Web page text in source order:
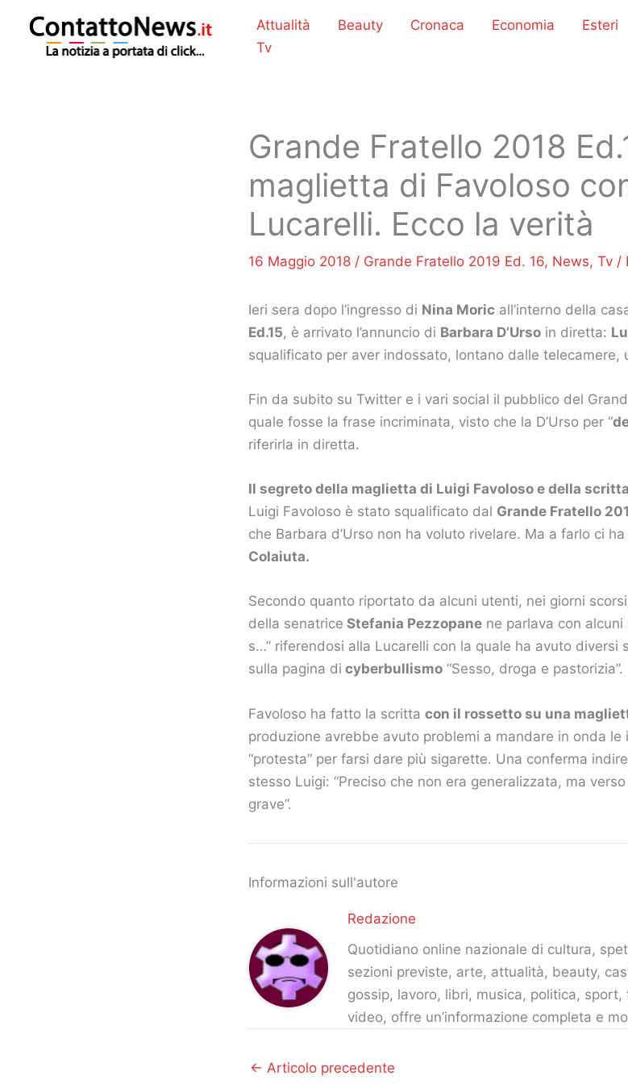
contenuto
Attualità Beauty Cronaca Economia Esteri
Tv
Grande Fratello 2018
maglietta di Favoloso
Lucarelli. Ecco la verità
16 Maggio 2018 / Grande Fratello 2019 Ed. 16, News, Tv /
Ieri sera dopo l’ingresso di Nina Moric all’interno della
Ed.15, è arrivato l’annuncio di Barbara D’Urso in diretta:
squalificato per aver indossato, lontano dalle telecamere,
Fin da subito su Twitter e i vari social il pubblico del
quale fosse la frase incriminata, visto che la D’Urso per “
riferirla in diretta.
Il segreto della maglietta di Luigi Favoloso e della
Luigi Favoloso è stato squalificato dal Grande Fratello
che Barbara d’Urso non ha voluto rivelare. Ma a farlo ci
Colaiuta.
Secondo quanto riportato da alcuni utenti, nei giorni
della senatrice Stefania Pezzopane ne parlava con
s…” riferendosi alla Lucarelli con la quale ha avuto diversi
sulla pagina di cyberbullismo “Sesso, droga e pastorizia”.
Favoloso ha fatto la scritta con il rossetto su una
produzione avrebbe avuto problemi a mandare in onda le
“protesta” per farsi dare più sigarette. Una conferma
stesso Luigi: “Preciso che non era generalizzata, ma
grave”.
Informazioni sull'autore
Redazione
Quotidiano online nazionale di cultura,
sezioni previste, arte, attualità, beauty,
gossip, lavoro, libri, musica, politica,
video, offre un’informazione completa e
← Articolo precedente